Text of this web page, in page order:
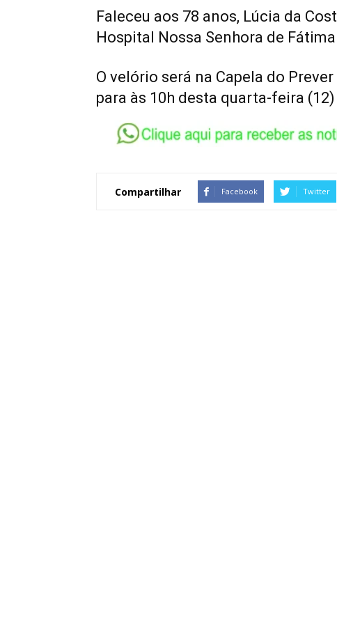
Faleceu aos 78 anos, Lúcia da
Hospital Nossa Senhora de
O velório será na Capela do
para às 10h desta quarta-feira (12)
Compartilhar Facebook Twitter